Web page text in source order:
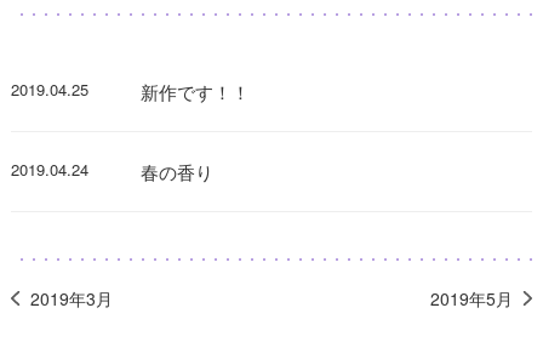
2019.04.25 新作です！！
2019.04.24 春の香り
2019年3月 2019年5月